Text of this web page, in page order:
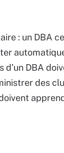
: un DBA
d’un DBA
des